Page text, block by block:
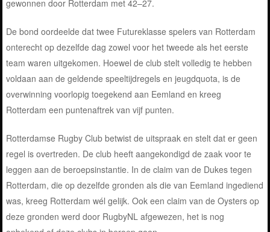
gewonnen door Rotterdam met 42–27.
De bond oordeelde dat twee Futureklasse spelers van Rotterdam
onterecht op dezelfde dag zowel voor het tweede als het eerste
team waren uitgekomen. Hoewel de club stelt volledig te hebben
voldaan aan de geldende speeltijdregels en jeugdquota, is de
overwinning voorlopig toegekend aan Eemland en kreeg
Rotterdam een puntenaftrek van vijf punten.
Rotterdamse Rugby Club betwist de uitspraak en stelt dat er geen
regel is overtreden. De club heeft aangekondigd de zaak voor te
leggen aan de beroepsinstantie. In de claim van de Dukes tegen
Rotterdam, die op dezelfde gronden als die van Eemland ingediend
was, kreeg Rotterdam wél gelijk. Ook een claim van de Oysters op
deze gronden werd door RugbyNL afgewezen, het is nog